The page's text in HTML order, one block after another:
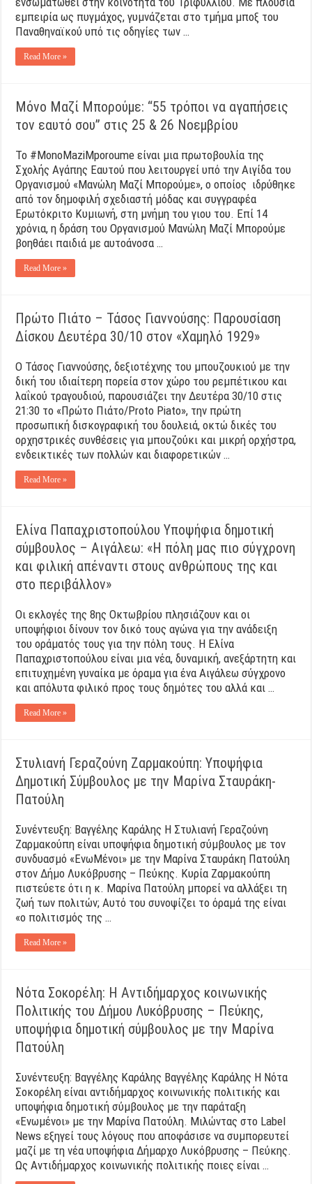
εμπειρία ως πυγμάχος, γυμνάζεται στο τμήμα μποξ του
Παναθηναϊκού υπό τις οδηγίες των …
Read More »
Μόνο Μαζί Μπορούμε: “55 τρόποι να αγαπήσεις
τον εαυτό σου” στις 25 & 26 Νοεμβρίου
Το #MonoMaziMporoume είναι μια πρωτοβουλία της
Σχολής Αγάπης Εαυτού που λειτουργεί υπό την Αιγίδα του
Οργανισμού «Μανώλη Μαζί Μπορούμε», ο οποίος ιδρύθηκε
από τον δημοφιλή σχεδιαστή μόδας και συγγραφέα
Ερωτόκριτο Κυμιωνή, στη μνήμη του γιου του. Επί 14
χρόνια, η δράση του Οργανισμού Μανώλη Μαζί Μπορούμε
βοηθάει παιδιά με αυτοάνοσα …
Read More »
Πρώτο Πιάτο – Τάσος Γιαννούσης: Παρουσίαση
Δίσκου Δευτέρα 30/10 στον «Χαμηλό 1929»
Ο Τάσος Γιαννούσης, δεξιοτέχνης του μπουζουκιού με την
δική του ιδιαίτερη πορεία στον χώρο του ρεμπέτικου και
λαΐκού τραγουδιού, παρουσιάζει την Δευτέρα 30/10 στις
21:30 το «Πρώτο Πιάτο/Proto Piato», την πρώτη
προσωπική δισκογραφική του δουλειά, οκτώ δικές του
ορχηστρικές συνθέσεις για μπουζούκι και μικρή ορχήστρα,
ενδεικτικές των πολλών και διαφορετικών …
Read More »
Ελίνα Παπαχριστοπούλου Υποψήφια δημοτική
σύμβουλος – Αιγάλεω: «Η πόλη μας πιο σύγχρονη
και φιλική απέναντι στους ανθρώπους της και
στο περιβάλλον»
Οι εκλογές της 8ης Οκτωβρίου πλησιάζουν και οι
υποψήφιοι δίνουν τον δικό τους αγώνα για την ανάδειξη
του οράματός τους για την πόλη τους. Η Ελίνα
Παπαχριστοπούλου είναι μια νέα, δυναμική, ανεξάρτητη και
επιτυχημένη γυναίκα με όραμα για ένα Αιγάλεω σύγχρονο
και απόλυτα φιλικό προς τους δημότες του αλλά και …
Read More »
Στυλιανή Γεραζούνη Ζαρμακούπη: Υποψήφια
Δημοτική Σύμβουλος με την Μαρίνα Σταυράκη-
Πατούλη
Συνέντευξη: Βαγγέλης Καράλης Η Στυλιανή Γεραζούνη
Ζαρμακούπη είναι υποψήφια δημοτική σύμβουλος με τον
συνδυασμό «ΕνωΜένοι» με την Μαρίνα Σταυράκη Πατούλη
στον Δήμο Λυκόβρυσης – Πεύκης. Κυρία Ζαρμακούπη
πιστεύετε ότι η κ. Μαρίνα Πατούλη μπορεί να αλλάξει τη
ζωή των πολιτών; Αυτό του συνοψίζει το όραμά της είναι
«ο πολιτισμός της …
Read More »
Νότα Σοκορέλη: Η Αντιδήμαρχος κοινωνικής
Πολιτικής του Δήμου Λυκόβρυσης – Πεύκης,
υποψήφια δημοτική σύμβουλος με την Μαρίνα
Πατούλη
Συνέντευξη: Βαγγέλης Καράλης Βαγγέλης Καράλης Η Νότα
Σοκορέλη είναι αντιδήμαρχος κοινωνικής πολιτικής και
υποψήφια δημοτική σύμβουλος με την παράταξη
«Ενωμένοι» με την Μαρίνα Πατούλη. Μιλώντας στο Label
News εξηγεί τους λόγους που αποφάσισε να συμπορευτεί
μαζί με τη νέα υποψήφια Δήμαρχο Λυκόβρυσης – Πεύκης.
Ως Αντιδήμαρχος κοινωνικής πολιτικής ποιες είναι …